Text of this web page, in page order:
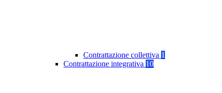
Contrattazione collettiva 1
Contrattazione integrativa 10